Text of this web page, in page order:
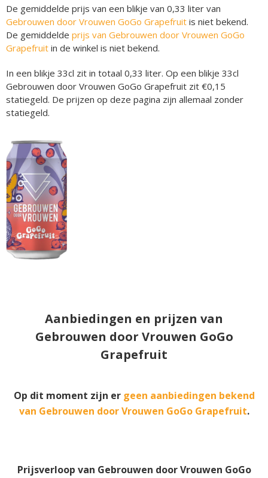
De gemiddelde prijs van een blikje van 0,33 liter van
Gebrouwen door Vrouwen GoGo Grapefruit is niet bekend.
De gemiddelde prijs van Gebrouwen door Vrouwen GoGo
Grapefruit in de winkel is niet bekend.
In een blikje 33cl zit in totaal 0,33 liter. Op een blikje 33cl
Gebrouwen door Vrouwen GoGo Grapefruit zit €0,15
statiegeld. De prijzen op deze pagina zijn allemaal zonder
statiegeld.
Aanbiedingen en prijzen van
Gebrouwen door Vrouwen GoGo
Grapefruit
Op dit moment zijn er geen aanbiedingen bekend
van Gebrouwen door Vrouwen GoGo Grapefruit.
Prijsverloop van Gebrouwen door Vrouwen GoGo